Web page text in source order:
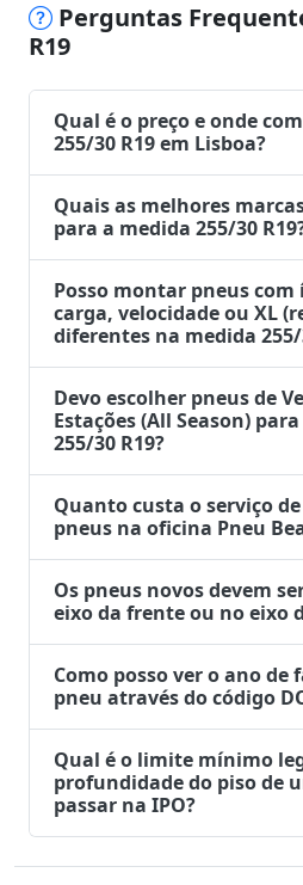
Perguntas
R19
Qual é o preço e onde
255/30 R19 em Lisboa?
Quais as melhores
para a medida 255/30
Posso montar pneus com
carga, velocidade ou XL
diferentes na medida 255/
Devo escolher pneus de
Estações (All Season)
255/30 R19?
Quanto custa o serviço
pneus na oficina Pneu
Os pneus novos devem
eixo da frente ou no eixo
Como posso ver o ano de
pneu através do código
Qual é o limite mínimo
profundidade do piso de
passar na IPO?